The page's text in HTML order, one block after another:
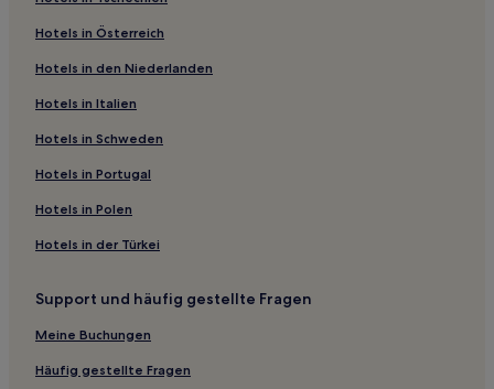
Familien in Playa la Madera
Günstige in Playa la Madera
Golf nahe Playa Cuachalalate
Hotels mit Wellnessbereich nahe Playa Cuachalalate
Petatlán: Hotels
Hotels nahe Bucht von Zihuatanejo
La Unión de Isidoro Montes de Oca: Hotels
El Limón: Hotels
Hotels nahe Delfiniti
Hotels nahe Strand von La Madera
Hotels nahe Troncones Point
Hotels in Österreich
Hotels in den Niederlanden
Hotels in Italien
Hotels in Schweden
Hotels in Portugal
Hotels in Polen
Hotels in der Türkei
Support und häufig gestellte Fragen
Meine Buchungen
Häufig gestellte Fragen